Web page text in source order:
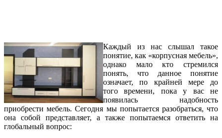
Каждый из нас слышал такое
понятие, как «корпусная мебель»,
однако мало кто стремился
понять, что данное понятие
означает, по крайней мере до
того времени, пока у вас не
появилась надобность
приобрести мебель. Сегодня мы попытается разобраться, что
она собой представляет, а также попытаемся ответить на
глобальный вопрос: